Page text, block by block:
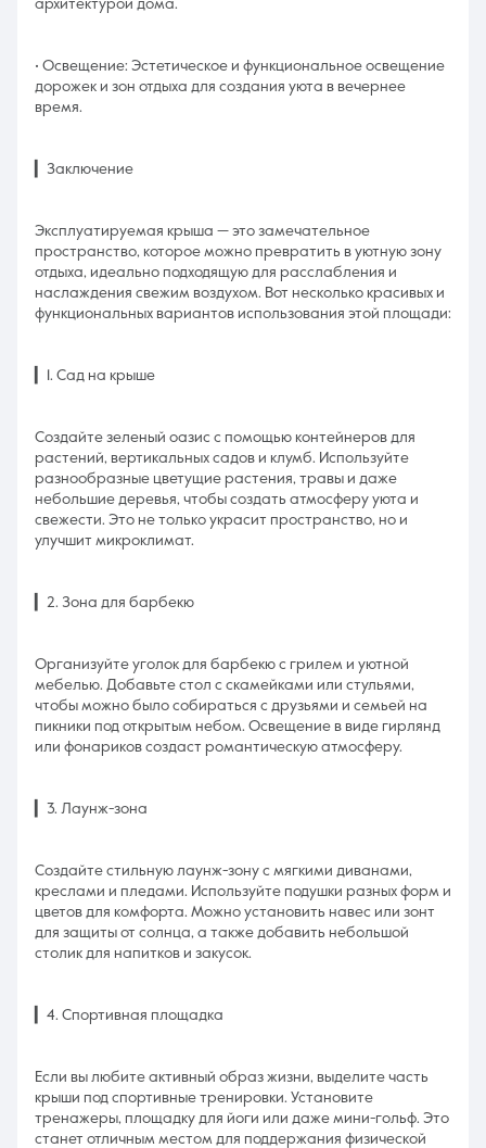
архитектурой дома.
• Освещение: Эстетическое и функциональное освещение
дорожек и зон отдыха для создания уюта в вечернее
время.
▎Заключение
Эксплуатируемая крыша — это замечательное
пространство, которое можно превратить в уютную зону
отдыха, идеально подходящую для расслабления и
наслаждения свежим воздухом. Вот несколько красивых и
функциональных вариантов использования этой площади:
▎1. Сад на крыше
Создайте зеленый оазис с помощью контейнеров для
растений, вертикальных садов и клумб. Используйте
разнообразные цветущие растения, травы и даже
небольшие деревья, чтобы создать атмосферу уюта и
свежести. Это не только украсит пространство, но и
улучшит микроклимат.
▎2. Зона для барбекю
Организуйте уголок для барбекю с грилем и уютной
мебелью. Добавьте стол с скамейками или стульями,
чтобы можно было собираться с друзьями и семьей на
пикники под открытым небом. Освещение в виде гирлянд
или фонариков создаст романтическую атмосферу.
▎3. Лаунж-зона
Создайте стильную лаунж-зону с мягкими диванами,
креслами и пледами. Используйте подушки разных форм и
цветов для комфорта. Можно установить навес или зонт
для защиты от солнца, а также добавить небольшой
столик для напитков и закусок.
▎4. Спортивная площадка
Если вы любите активный образ жизни, выделите часть
крыши под спортивные тренировки. Установите
тренажеры, площадку для йоги или даже мини-гольф. Это
станет отличным местом для поддержания физической